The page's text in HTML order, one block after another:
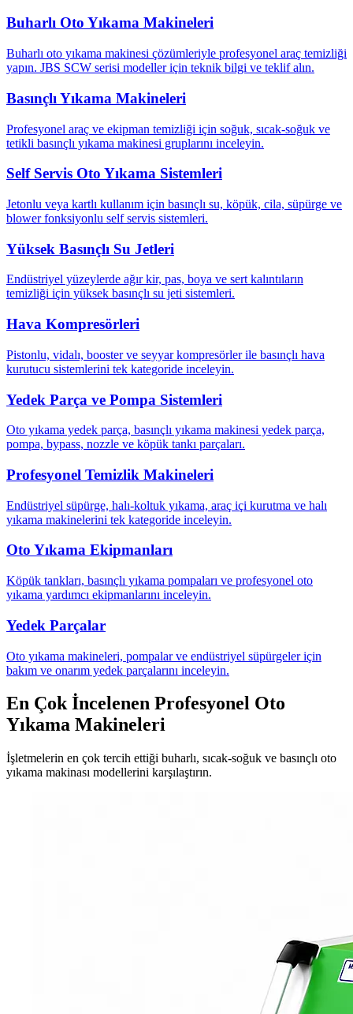
Buharlı Oto Yıkama Makineleri
Buharlı oto yıkama makinesi çözümleriyle profesyonel araç temizliği
yapın. JBS SCW serisi modeller için teknik bilgi ve teklif alın.
Basınçlı Yıkama Makineleri
Profesyonel araç ve ekipman temizliği için soğuk, sıcak-soğuk ve
tetikli basınçlı yıkama makinesi gruplarını inceleyin.
Self Servis Oto Yıkama Sistemleri
Jetonlu veya kartlı kullanım için basınçlı su, köpük, cila, süpürge ve
blower fonksiyonlu self servis sistemleri.
Yüksek Basınçlı Su Jetleri
Endüstriyel yüzeylerde ağır kir, pas, boya ve sert kalıntıların
temizliği için yüksek basınçlı su jeti sistemleri.
Hava Kompresörleri
Pistonlu, vidalı, booster ve seyyar kompresörler ile basınçlı hava
kurutucu sistemlerini tek kategoride inceleyin.
Yedek Parça ve Pompa Sistemleri
Oto yıkama yedek parça, basınçlı yıkama makinesi yedek parça,
pompa, bypass, nozzle ve köpük tankı parçaları.
Profesyonel Temizlik Makineleri
Endüstriyel süpürge, halı-koltuk yıkama, araç içi kurutma ve halı
yıkama makinelerini tek kategoride inceleyin.
Oto Yıkama Ekipmanları
Köpük tankları, basınçlı yıkama pompaları ve profesyonel oto
yıkama yardımcı ekipmanlarını inceleyin.
Yedek Parçalar
Oto yıkama makineleri, pompalar ve endüstriyel süpürgeler için
bakım ve onarım yedek parçalarını inceleyin.
En Çok İncelenen Profesyonel Oto
Yıkama Makineleri
İşletmelerin en çok tercih ettiği buharlı, sıcak-soğuk ve basınçlı oto
yıkama makinası modellerini karşılaştırın.